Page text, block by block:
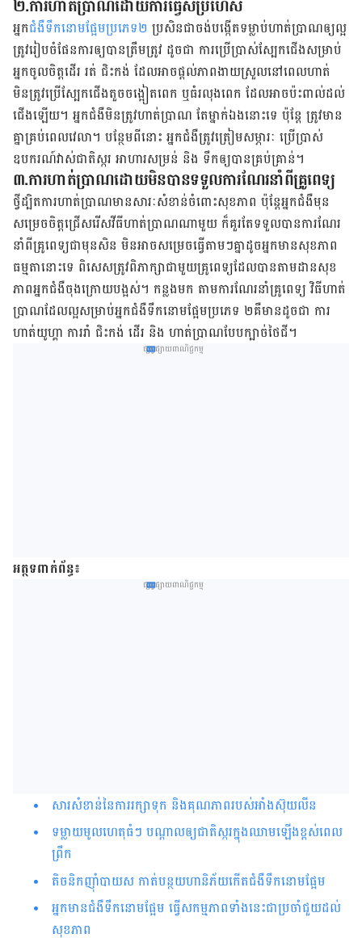
២.ការហាត់ប្រាណដោយការធ្វេសប្រហែស
អ្នកជំងឺទឹកនោមផ្អែមប្រភេទ២ ប្រសិនជាចង់បង្កើតទម្លាប់ហាត់ប្រាណឲ្យល្អ
ត្រូវរៀបចំផែនការឲ្យបានត្រឹមត្រូវ ដូចជា ការប្រើប្រាស់ស្បែកជើងសម្រាប់
អ្នកចូលចិត្ដដើរ រត់ ជិះកង់ ដែលអាចផ្ដល់ភាពងាយស្រួលនៅពេលហាត់
មិនត្រូវប្រើស្បែកជើងតួចចង្អៀតពេក ឬធំរលុងពេក ដែលអាចប៉ះពាល់ដល់
ជើងឡើយ។ អ្នកជំងឺមិនត្រូវហាត់ប្រាណ តែម្នាក់ឯងនោះទេ ប៉ុន្តែ ត្រូវមាន
គ្នាគ្រប់ពេលវេលា។ បន្ថែមពីនោះ អ្នកជំងឺត្រូវត្រៀមសម្ភារៈ ប្រើប្រាស់
ឧបករណ៍វាស់ជាតិស្ករ អាហារសម្រន់ និង ទឹកឲ្យបានគ្រប់គ្រាន់។
៣.ការហាត់ប្រាណដោយមិនបានទទួលការណែរនាំពីគ្រូពេទ្យ
ថ្វីដ្បិតការហាត់ប្រាណមានសារៈសំខាន់ចំពោះសុខភាព ប៉ុន្ដែអ្នកជំងឺមុន
សម្រេចចិត្ដជ្រើសរើសវីធីហាត់ប្រាណណាមួយ ក៏គួរតែទទួលបានការណែរ
នាំពីគ្រូពេទ្យជាមុនសិន មិនអាចសម្រេចធ្វើតាមៗគ្នាដូចអ្នកមានសុខភាព
ធម្មតានោះទេ ពិសេសត្រូវពិភាក្សាជាមួយគ្រូពេទ្យដែលបានតាមដានសុខ
ភាពអ្នកជំងឺចុងក្រោយបង្អស់។ កន្លងមក តាមការណែរនាំគ្រូពេទ្យ វិធីហាត់
ប្រាណដែលល្អសម្រាប់អ្នកជំងឺទឹកនោមផ្អែមប្រភេទ ២គឺមានដូចជា ការ
ហាត់យូហ្គា ការរាំ ជិះកង់ ដើរ និង ហាត់ប្រាណបែបក្បាច់ថៃជី។
ផ្សព្វផ្សាយពាណិជ្ជកម្ម
អត្ថទ​ពាក់ព័ន្ធ​៖
ផ្សព្វផ្សាយពាណិជ្ជកម្ម
សារសំខាន់នៃការរក្សាទុក និង​គុណភាព​របស់អាំងស៊ុយលីន​
ទម្លាយមូលហេតុធំៗ បណ្ដាលឲ្យជាតិស្ករក្នុងឈាមឡើងខ្ពស់ពេល
ព្រឹក
តិចនិកញ៉ាំបាយស កាត់បន្ថយហានិភ័យកើតជំងឺទឹកនោមផ្អែម
អ្នកមានជំងឺទឹកនោមផ្អែម ធ្វើសកម្មភាពទាំងនេះជាប្រចាំជួយដល់
សុខភាព